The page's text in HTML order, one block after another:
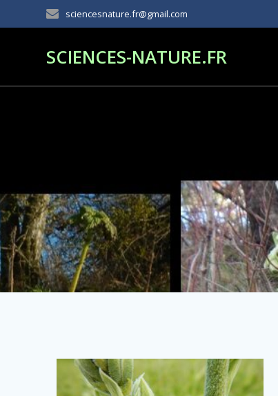
au
sciencesnature.fr@gmail.com
SCIENCES-NATURE.FR